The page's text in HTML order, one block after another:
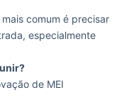
comum é precisar
especialmente
de MEI